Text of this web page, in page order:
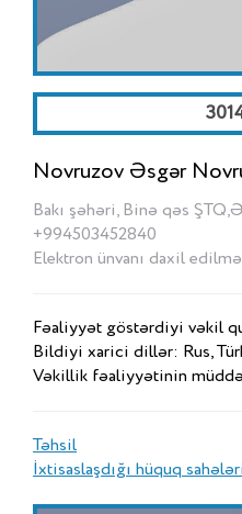
Novruzov Əsgər
Bakı şəhəri, Binə qəs
+994503452840
Elektron ünvanı daxil
Fəaliyyət göstərdiyi vəkil
Bildiyi xarici dillər: Rus,
Vəkillik fəaliyyətinin
Təhsil
İxtisaslaşdığı hüquq sahələri